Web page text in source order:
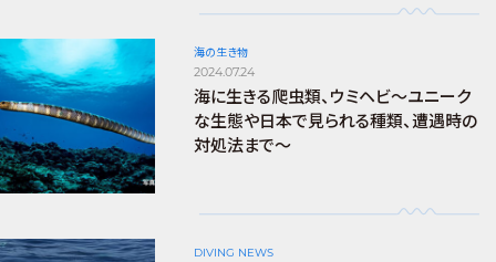
海の生き物
2024.07.24
海に生きる爬虫類、ウミヘビ～ユニーク
な生態や日本で見られる種類、遭遇時の
対処法まで～
DIVING NEWS